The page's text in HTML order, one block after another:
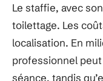
Le staffie, avec
toilettage. Les
localisation. En
professionnel
séance, tandis